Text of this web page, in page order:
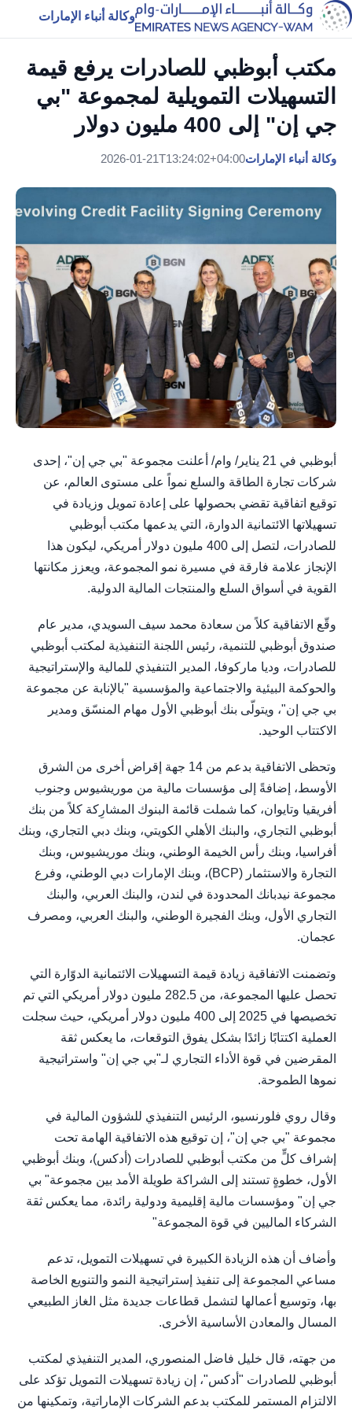
وكالة أنباء الإمارات
مكتب أبوظبي للصادرات يرفع قيمة
التسهيلات التمويلية لمجموعة "بي
جي إن" إلى 400 مليون دولار
وكالة أنباء الإمارات2026-01-21T13:24:02+04:00
أبوظبي في 21 يناير/ وام/ أعلنت مجموعة "بي جي إن"، إحدى
شركات تجارة الطاقة والسلع نمواً على مستوى العالم، عن
توقيع اتفاقية تقضي بحصولها على إعادة تمويل وزيادة في
تسهيلاتها الائتمانية الدوارة، التي يدعمها مكتب أبوظبي
للصادرات، لتصل إلى 400 مليون دولار أمريكي، ليكون هذا
الإنجاز علامة فارقة في مسيرة نمو المجموعة، ويعزز مكانتها
القوية في أسواق السلع والمنتجات المالية الدولية.
وقّع الاتفاقية كلاً من سعادة محمد سيف السويدي، مدير عام
صندوق أبوظبي للتنمية، رئيس اللجنة التنفيذية لمكتب أبوظبي
للصادرات، وديا ماركوفا، المدير التنفيذي للمالية والإستراتيجية
والحوكمة البيئية والاجتماعية والمؤسسية "بالإنابة عن مجموعة
بي جي إن"، ويتولّى بنك أبوظبي الأول مهام المنسّق ومدير
الاكتتاب الوحيد.
وتحظى الاتفاقية بدعم من 14 جهة إقراض أخرى من الشرق
الأوسط، إضافةً إلى مؤسسات مالية من موريشيوس وجنوب
أفريقيا وتايوان، كما شملت قائمة البنوك المشارِكة كلاً من بنك
أبوظبي التجاري، والبنك الأهلي الكويتي، وبنك دبي التجاري، وبنك
أفراسيا، وبنك رأس الخيمة الوطني، وبنك موريشيوس، وبنك
التجارة والاستثمار (BCP)، وبنك الإمارات دبي الوطني، وفرع
مجموعة نيدبانك المحدودة في لندن، والبنك العربي، والبنك
التجاري الأول، وبنك الفجيرة الوطني، والبنك العربي، ومصرف
عجمان.
وتضمنت الاتفاقية زيادة قيمة التسهيلات الائتمانية الدوّارة التي
تحصل عليها المجموعة، من 282.5 مليون دولار أمريكي التي تم
تخصيصها في 2025 إلى 400 مليون دولار أمريكي، حيث سجلت
العملية اكتتابًا زائدًا بشكل يفوق التوقعات، ما يعكس ثقة
المقرضين في قوة الأداء التجاري لـ"بي جي إن" واستراتيجية
نموها الطموحة.
وقال روي فلورنسيو، الرئيس التنفيذي للشؤون المالية في
مجموعة "بي جي إن"، إن توقيع هذه الاتفاقية الهامة تحت
إشراف كلٍّ من مكتب أبوظبي للصادرات (أدكس)، وبنك أبوظبي
الأول، خطوةٍ تستند إلى الشراكة طويلة الأمد بين مجموعة" بي
جي إن" ومؤسسات مالية إقليمية ودولية رائدة، مما يعكس ثقة
الشركاء الماليين في قوة المجموعة"
وأضاف أن هذه الزيادة الكبيرة في تسهيلات التمويل، تدعم
مساعي المجموعة إلى تنفيذ إستراتيجية النمو والتنويع الخاصة
بها، وتوسيع أعمالها لتشمل قطاعات جديدة مثل الغاز الطبيعي
المسال والمعادن الأساسية الأخرى.
من جهته، قال خليل فاضل المنصوري، المدير التنفيذي لمكتب
أبوظبي للصادرات "أدكس"، إن زيادة تسهيلات التمويل تؤكد على
الالتزام المستمر للمكتب بدعم الشركات الإماراتية، وتمكينها من